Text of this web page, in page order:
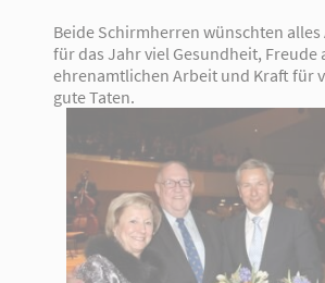
Beide Schirmherren wünschten alles
für das Jahr viel Gesundheit, Freude
ehrenamtlichen Arbeit und Kraft für
gute Taten.